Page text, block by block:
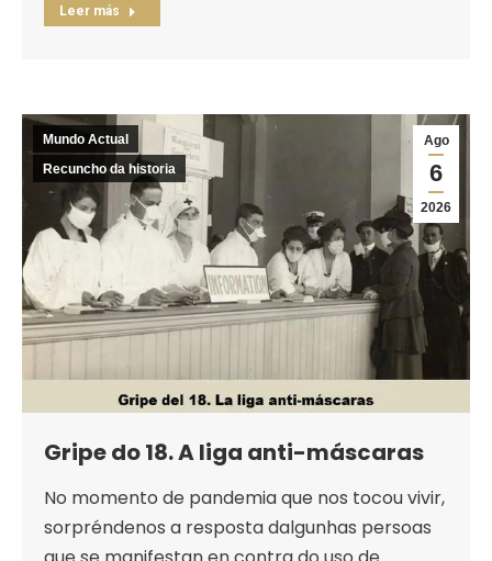
Leer más
Ago
6
2026
Mundo Actual
Recuncho da historia
Gripe do 18. A liga anti-máscaras
No momento de pandemia que nos tocou vivir,
sorpréndenos a resposta dalgunhas persoas